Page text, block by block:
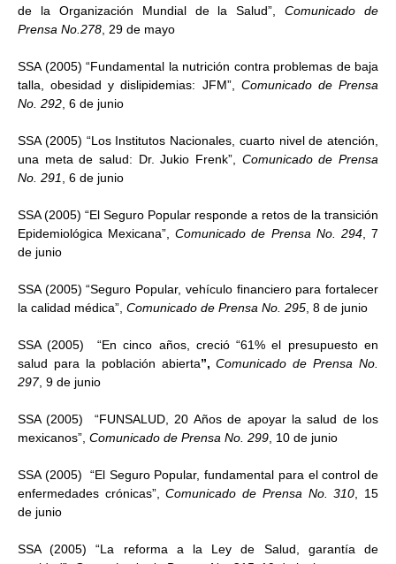
de la Organización Mundial de la Salud”,Comunicado de
Prensa No.278 , 29 de mayo
SSA (2005) “Fundamental la nutrición contra problemas de baja
talla, obesidad y dislipidemias: JFM”, Comunicado de Prensa
No. 292 , 6 de junio
SSA (2005) “Los Institutos Nacionales, cuarto nivel de atención,
una meta de salud: Dr. Jukio Frenk”, Comunicado de Prensa
No. 291
, 6 de junio
SSA (2005) “El Seguro Popular responde a retos de la transición
Epidemiológica Mexicana”,Comunicado de Prensa No. 294, 7
de junio
SSA (2005) “Seguro Popular, vehículo financiero para fortalecer
la calidad médica”, Comunicado de Prensa No. 295 , 8 de junio
SSA (2005) “En cinco años, creció “61% el presupuesto en
salud para la población abierta”, Comunicado de Prensa No.
297, 9 de junio
SSA (2005) “FUNSALUD, 20 Años de apoyar la salud de los
mexicanos”, Comunicado de Prensa No. 299 , 10 de junio
SSA (2005) “El Seguro Popular, fundamental para el control de
enfermedades crónicas”,Comunicado de Prensa No. 310 , 15
de junio
SSA (2005) “La reforma a la Ley de Salud, garantía de